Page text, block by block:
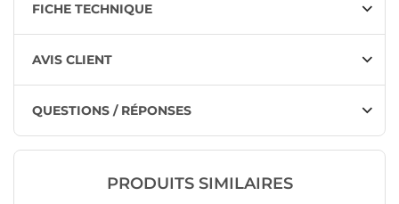
FICHE TECHNIQUE
AVIS CLIENT
QUESTIONS / RÉPONSES
PRODUITS SIMILAIRES